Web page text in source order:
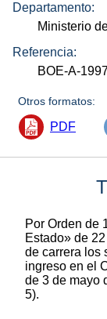
Departamento:
Ministerio
Referencia:
BOE-A-
Otros formatos:
PDF
Por Orden de
Estado» de
de carrera los
ingreso en el
de 3 de mayo
5).